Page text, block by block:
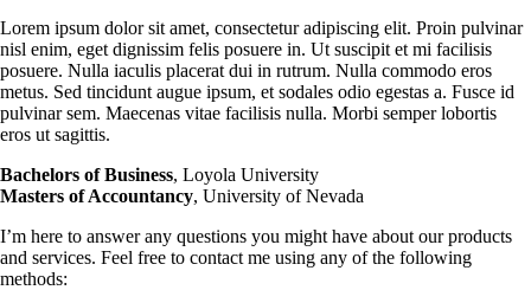
Lorem ipsum dolor sit amet, consectetur adipiscing elit. Proin pulvinar
nisl enim, eget dignissim felis posuere in. Ut suscipit et mi facilisis
posuere. Nulla iaculis placerat dui in rutrum. Nulla commodo eros
metus. Sed tincidunt augue ipsum, et sodales odio egestas a. Fusce id
pulvinar sem. Maecenas vitae facilisis nulla. Morbi semper lobortis
eros ut sagittis.
Bachelors of Business, Loyola University
Masters of Accountancy, University of Nevada
I’m here to answer any questions you might have about our products
and services. Feel free to contact me using any of the following
methods: